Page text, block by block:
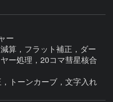
ー
算，フラット補正，ダー
ー処理，20コマ彗星核合
トーンカーブ，文字入れ